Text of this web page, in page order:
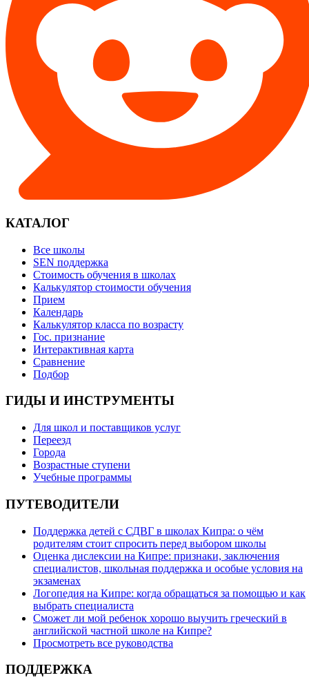
КАТАЛОГ
Все школы
SEN поддержка
Стоимость обучения в школах
Калькулятор стоимости обучения
Прием
Календарь
Калькулятор класса по возрасту
Гос. признание
Интерактивная карта
Сравнение
Подбор
ГИДЫ И ИНСТРУМЕНТЫ
Для школ и поставщиков услуг
Переезд
Города
Возрастные ступени
Учебные программы
ПУТЕВОДИТЕЛИ
Поддержка детей с СДВГ в школах Кипра: о чём
родителям стоит спросить перед выбором школы
Оценка дислексии на Кипре: признаки, заключения
специалистов, школьная поддержка и особые условия на
экзаменах
Логопедия на Кипре: когда обращаться за помощью и как
выбрать специалиста
Сможет ли мой ребенок хорошо выучить греческий в
английской частной школе на Кипре?
Просмотреть все руководства
ПОДДЕРЖКА